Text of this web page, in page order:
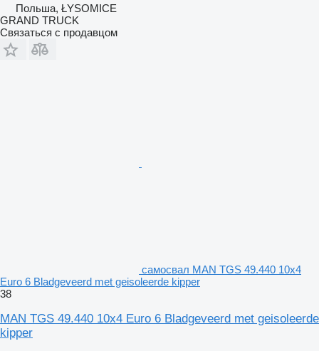
Польша, ŁYSOMICE
GRAND TRUCK
Связаться с продавцом
самосвал MAN TGS 49.440 10x4
Euro 6 Bladgeveerd met geisoleerde kipper
38
MAN TGS 49.440 10x4 Euro 6 Bladgeveerd met geisoleerde
kipper